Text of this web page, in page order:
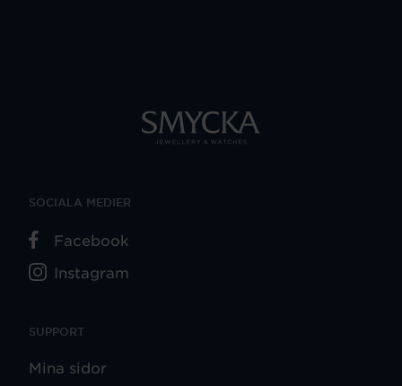
SUPPORT
Mina sidor
SOCIALA MEDIER
Facebook
Instagram